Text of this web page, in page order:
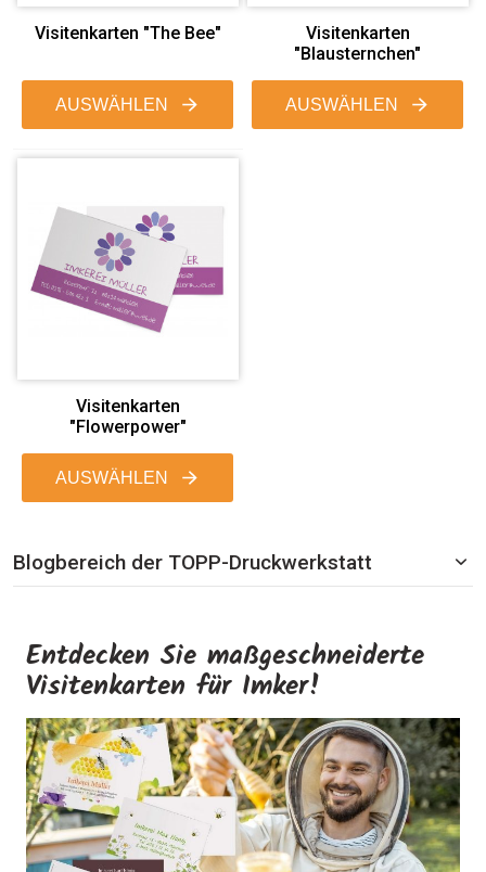
Visitenkarten "The Bee"
AUSWÄHLEN
Visitenkarten
"Blausternchen"
AUSWÄHLEN
Visitenkarten
"Flowerpower"
AUSWÄHLEN
Blogbereich der TOPP-Druckwerkstatt
Entdecken Sie maßgeschneiderte
Visitenkarten für Imker!